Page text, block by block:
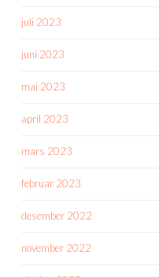
juli 2023
juni 2023
mai 2023
april 2023
mars 2023
februar 2023
desember 2022
november 2022